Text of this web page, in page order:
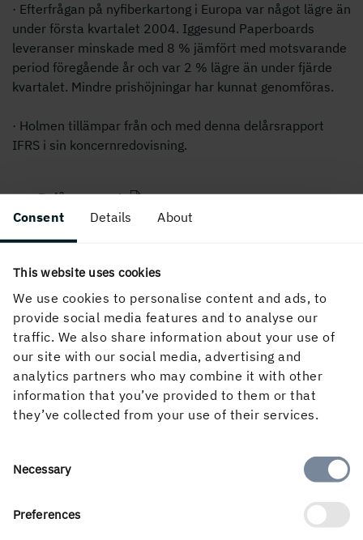
Consent Details About
This website uses cookies
We use cookies to personalise content and ads, to
provide social media features and to analyse our
traffic. We also share information about your use of
our site with our social media, advertising and
analytics partners who may combine it with other
information that you’ve provided to them or that
they’ve collected from your use of their services.
Consent
Necessary
Preferences
· Efterfrågan på nyfiberkartong i Europa var något lägre än
under första kvartalet 2004. Iggesund Paperboards
leveranser minskade med 8 % jämfört med motsvarande
period föregående år och var 2 % lägre än under fjärde
kvartalet. Mindre prishöjningar har kunnat genomföras.
· Holmen tillämpar från och med denna delårsrapport
IFRS i sin koncernredovisning.
Delårsrapport
PUBLICERAD
Om webbplatsen